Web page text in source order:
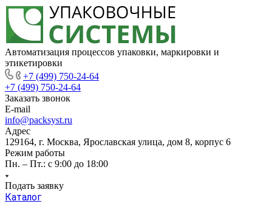
Автоматизация процессов упаковки, маркировки и
этикетировки
+7 (499) 750-24-64
+7 (499) 750-24-64
Заказать звонок
E-mail
info@packsyst.ru
Адрес
129164, г. Москва, Ярославская улица, дом 8, корпус 6
Режим работы
Пн. – Пт.: с 9:00 до 18:00
Подать заявку
Каталог